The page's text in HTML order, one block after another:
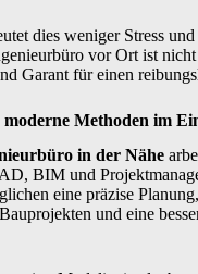
dies weniger Stress
vor Ort ist nicht
Garant für einen
Methoden im
in der Nähe
BIM und
eine präzise
und eine